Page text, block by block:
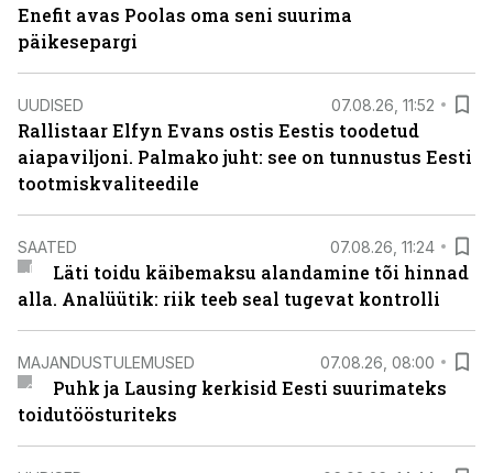
Enefit avas Poolas oma seni suurima
päikesepargi
UUDISED 07.08.26, 11:52
Rallistaar Elfyn Evans ostis Eestis toodetud
aiapaviljoni. Palmako juht: see on tunnustus Eesti
tootmiskvaliteedile
SAATED 07.08.26, 11:24
Läti toidu käibemaksu alandamine tõi hinnad
alla. Analüütik: riik teeb seal tugevat kontrolli
MAJANDUSTULEMUSED 07.08.26, 08:00
Puhk ja Lausing kerkisid Eesti suurimateks
toidutöösturiteks